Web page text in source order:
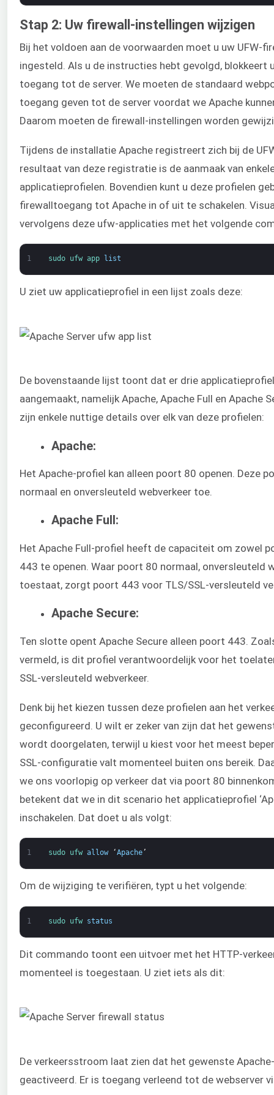
Stap 2: Uw firewall-instellingen wijzigen
Bij het voldoen aan de voorwaarden moet u uw UFW-
ingesteld. Als u de instructies hebt gevolgd, blokkeert
toegang tot de server. We moeten de standaard
toegang geven tot de server voordat we Apache
Daarom moeten de firewall-instellingen worden
Tijdens de installatie Apache registreert zich bij de
resultaat van deze registratie is de aanmaak van
applicatieprofielen. Bovendien kunt u deze profielen
firewalltoegang tot Apache in of uit te schakelen.
vervolgens deze ufw-applicaties met het volgende
1 sudo ufw app list
U ziet uw applicatieprofiel in een lijst zoals deze:
De bovenstaande lijst toont dat er drie
aangemaakt, namelijk Apache, Apache Full en Apache
zijn enkele nuttige details over elk van deze profielen:
Apache:
Het Apache-profiel kan alleen poort 80 openen. Deze
normaal en onversleuteld webverkeer toe.
Apache Full:
Het Apache Full-profiel heeft de capaciteit om zowel
443 te openen. Waar poort 80 normaal, onversleuteld
toestaat, zorgt poort 443 voor TLS/SSL-versleuteld
Apache Secure:
Ten slotte opent Apache Secure alleen poort 443.
vermeld, is dit profiel verantwoordelijk voor het
SSL-versleuteld webverkeer.
Denk bij het kiezen tussen deze profielen aan het
geconfigureerd. U wilt er zeker van zijn dat het
wordt doorgelaten, terwijl u kiest voor het meest
SSL-configuratie valt momenteel buiten ons bereik.
we ons voorlopig op verkeer dat via poort 80
betekent dat we in dit scenario het applicatieprofiel
inschakelen. Dat doet u als volgt:
1 sudo ufw allow ‘Apache’
Om de wijziging te verifiëren, typt u het volgende:
1 sudo ufw status
Dit commando toont een uitvoer met het HTTP-
momenteel is toegestaan. U ziet iets als dit:
De verkeersstroom laat zien dat het gewenste
geactiveerd. Er is toegang verleend tot de webserver